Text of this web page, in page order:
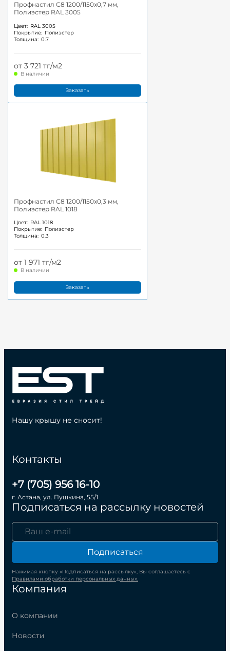
Профнастил С8 1200/1150x0,7 мм,
Полиэстер RAL 3005
Цвет: RAL 3005
Покрытие: Полиэстер
Толщина: 0.7
от 3 721 тг/м2
В наличии
Заказать
Профнастил С8 1200/1150x0,3 мм,
Полиэстер RAL 1018
Цвет: RAL 1018
Покрытие: Полиэстер
Толщина: 0.3
от 1 971 тг/м2
В наличии
Заказать
Компания
О компании
Новости
Контакты
+7 (705) 956 16-10
г. Астана, ул. Пушкина, 55/1
Подписаться на рассылку новостей
Подписаться
Нажимая кнопку «Подписаться на рассылку», Вы соглашаетесь с
Правилами обработки персональных данных.
Нашу крышу не сносит!